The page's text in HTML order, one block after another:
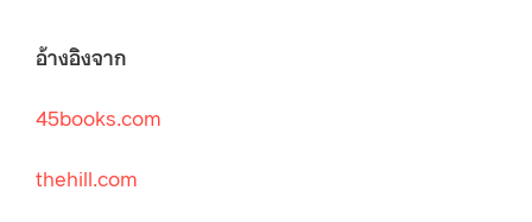
อ้างอิงจาก
45books.com
thehill.com